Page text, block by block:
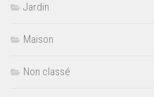
Jardin
Maison
Non classé